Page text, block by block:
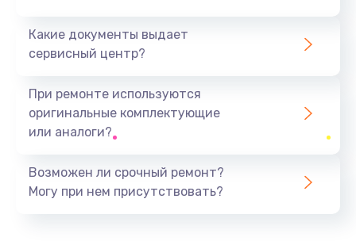
Какие документы выдает
сервисный центр?
При ремонте используются
оригинальные комплектующие
или аналоги?
Возможен ли срочный ремонт?
Могу при нем присутствовать?